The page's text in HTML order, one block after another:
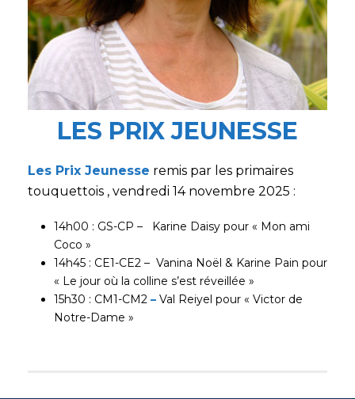
LES PRIX JEUNESSE
Les Prix Jeunesse remis par les primaires
touquettois , vendredi 14 novembre 2025 :
14h00 : GS-CP – Karine Daisy pour « Mon ami
Coco »
14h45 : CE1-CE2 – Vanina Noël & Karine Pain pour
« Le jour où la colline s’est réveillée »
15h30 : CM1-CM2– Val Reiyel pour « Victor de
Notre-Dame »